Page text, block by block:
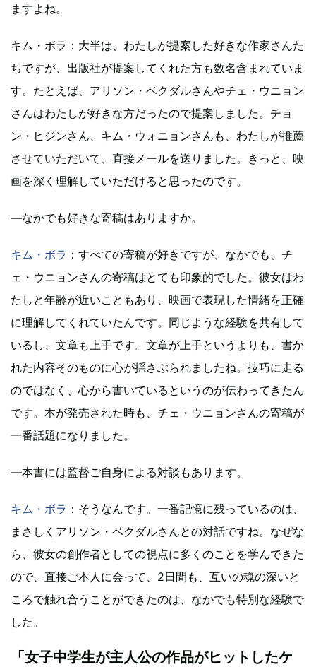
ますよね。
キム・ボラ：大半は、わたしが提案した好きな作家さんた
ちですが、出版社が提案してくれた方も数名含まれていま
す。たとえば、アリソン・ベクダルさんやチェ・ウニョン
さんはわたしが好きな方だったので提案しました。チョ
ン・ヒジンさん、キム・ウォニョンさんも、わたしが推薦
させていただいて、直接メールを送りました。きっと、映
画を深く理解していただけると思ったのです。
―なかでも好きな寄稿はありますか。
キム・ボラ ：すべての寄稿が好きですが、なかでも、チ
ェ・ウニョンさんの寄稿はとても印象的でした。彼女はわ
たしと年齢が近いこともあり、映画で表現した情緒を正確
に理解してくれていたんです。同じような経験を共有して
いるし、文章も上手です。文章が上手というよりも、書か
れた内容そのものに心が揺さぶられましたね。技巧に走る
のではなく、心から書いているというのが伝わってきたん
です。本が発売された時も、チェ・ウニョンさんの寄稿が
一番話題になりました。
―本書には監督ご自身による対談もあります。
キム・ボラ ：そうなんです。一番記憶に残っているのは、
まさしくアリソン・ベクダルさんとの対話ですね。なぜな
ら、彼女の創作者としての視点に多くのことを学んできた
ので、直接ご本人に会って、2日間も、互いの魂の深いと
ころで触れ合うことができたのは、なかでも特別な経験で
した。
「女子中学生が主人公の作品がヒットしたケ